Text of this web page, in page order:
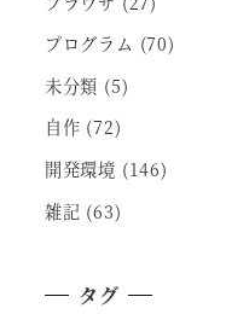
プログラム (70)
未分類 (5)
自作 (72)
開発環境 (146)
雑記 (63)
タグ